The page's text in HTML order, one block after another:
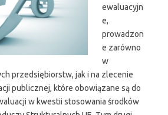
ewaluacyjn
e,
prowadzon
e zarówno
w
przedsiębiorstw, jak i na zlecenie
publicznej, które obowiązane są do
w kwestii stosowania środków